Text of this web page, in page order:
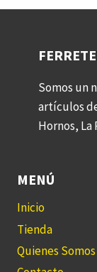
Somos un
artículos
Hornos, La
MENÚ
Inicio
Tienda
Quienes Somos